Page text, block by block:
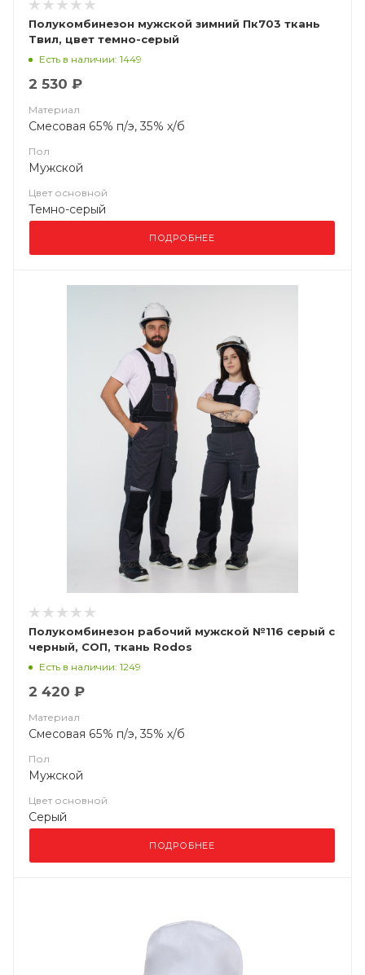
Полукомбинезон мужской зимний Пк703 ткань
Твил, цвет темно-серый
Есть в наличии: 1449
2 530 ₽
Материал
Смесовая 65% п/э, 35% х/б
Пол
Мужской
Цвет основной
Темно-серый
ПОДРОБНЕЕ
Полукомбинезон рабочий мужской №116 серый с
черный, СОП, ткань Rodos
Есть в наличии: 1249
2 420 ₽
Материал
Смесовая 65% п/э, 35% х/б
Пол
Мужской
Цвет основной
Серый
ПОДРОБНЕЕ